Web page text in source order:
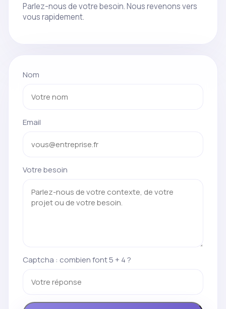
Parlez-nous de votre besoin. Nous revenons vers
vous rapidement.
Nom
Email
Votre besoin
Captcha : combien font 5 + 4 ?